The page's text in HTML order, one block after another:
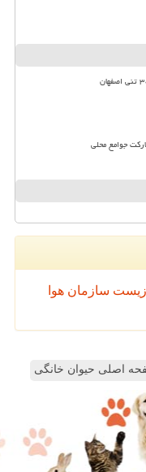
جوامع محلی
سازمان هوا
اصلی حیوان خانگی